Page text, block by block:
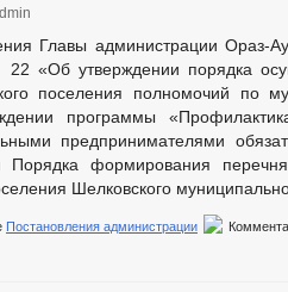
Главы администрации Ораз-
«Об утверждении порядка
поселения полномочий по
программы
предпринимателями
Порядка формирования
Шелковского
Постановления администрации